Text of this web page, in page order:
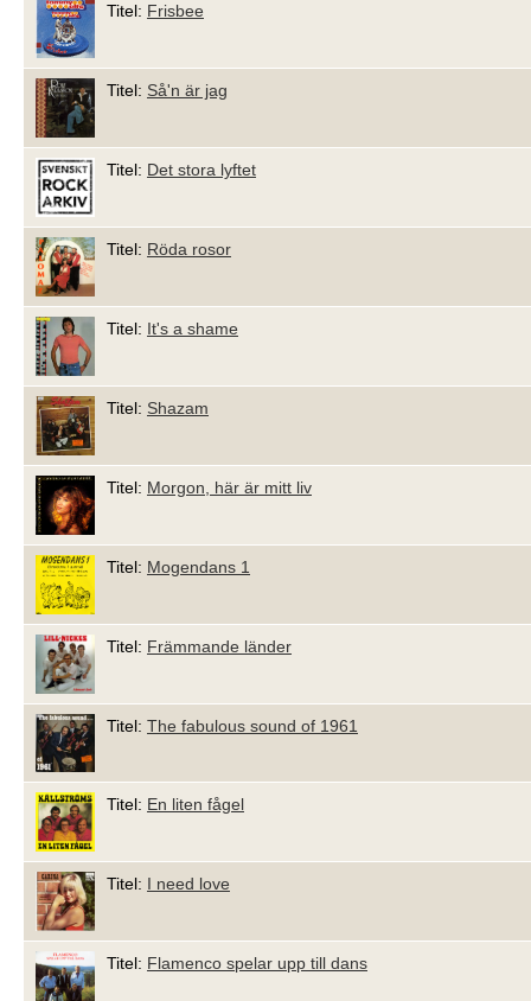
Titel: Frisbee
Titel: Så'n är jag
Titel: Det stora lyftet
Titel: Röda rosor
Titel: It's a shame
Titel: Shazam
Titel: Morgon, här är mitt liv
Titel: Mogendans 1
Titel: Främmande länder
Titel: The fabulous sound of 1961
Titel: En liten fågel
Titel: I need love
Titel: Flamenco spelar upp till dans